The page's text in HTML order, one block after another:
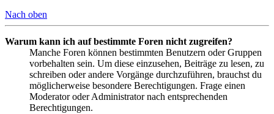
Nach oben
Warum kann ich auf bestimmte Foren nicht zugreifen?
Manche Foren können bestimmten Benutzern oder Gruppen
vorbehalten sein. Um diese einzusehen, Beiträge zu lesen, zu
schreiben oder andere Vorgänge durchzuführen, brauchst du
möglicherweise besondere Berechtigungen. Frage einen
Moderator oder Administrator nach entsprechenden
Berechtigungen.